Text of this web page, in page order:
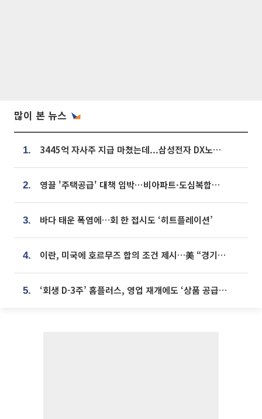
많이 본 뉴스
1. 3445억 자사주 지급 마쳤는데...삼성전자 DX노조, 뒤늦은 '떼쓰기 집회'
2. 영끌 '주택공급' 대책 임박⋯비아파트·도심복합까지 총동원
3. 바다 태운 폭염에…회 한 접시도 ‘히트플레이션’
4. 이란, 미국에 호르무즈 합의 조건 제시…美 “경기 아직 안 끝나” [종합]
5. ‘회생 D-3주’ 홈플러스, 영업 재개에도 ‘상품 공급망’ 복구가 생존 관건